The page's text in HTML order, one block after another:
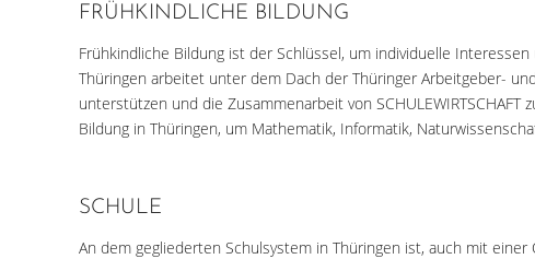
FRÜHKINDLICHE BILDUNG
Frühkindliche Bildung ist der Schlüssel, um individuelle
Thüringen arbeitet unter dem Dach der Thüringer Arbeitgeber-
unterstützen und die Zusammenarbeit von
Bildung in Thüringen, um Mathematik, Informatik,
SCHULE
An dem gegliederten Schulsystem in Thüringen ist, auch mit